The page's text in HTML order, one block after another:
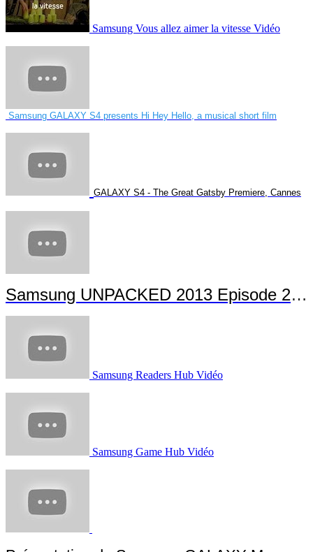
Samsung Vous allez aimer la vitesse Vidéo
Samsung GALAXY S4 presents Hi Hey Hello, a musical short film
GALAXY S4 - The Great Gatsby Premiere, Cannes
Samsung UNPACKED 2013 Episode 2 Highlights
Samsung Readers Hub Vidéo
Samsung Game Hub Vidéo